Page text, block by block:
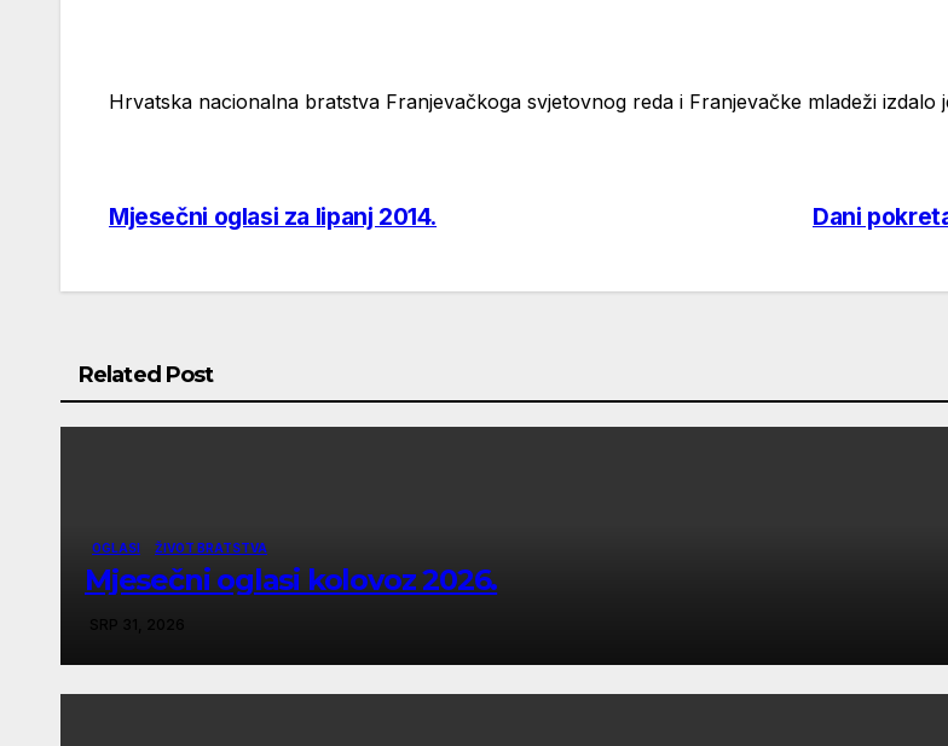
Hrvatska nacionalna bratstva Franjevačkoga svjetovnog reda i Franjevačke mladeži izdalo
Navigacija
Dani
Mjesečni oglasi za lipanj 2014.
Related Post
OGLASI ŽIVOT BRATSTVA
Mjesečni oglasi kolovoz 2026.
SRP 31, 2026